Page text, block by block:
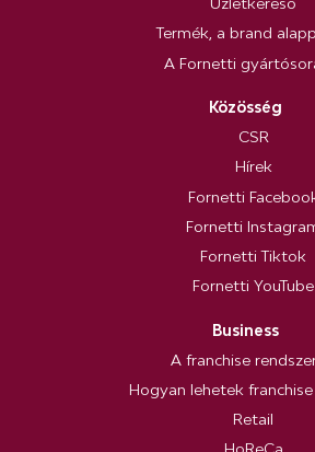
Üzletkereső
Termék, a brand
A Fornetti
Közösség
CSR
Hírek
Fornetti
Fornetti
Fornetti Tiktok
Fornetti YouTube
Business
A franchise
Hogyan lehetek
Retail